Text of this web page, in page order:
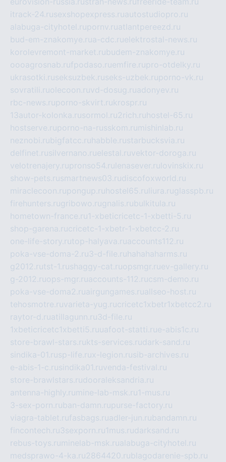
itrack-24.rusexshopexpress.ruautostudiopro.ru
alabuga-cityhotel.rupornv.ruatlantpereezd.ru
bud-em-znakomye.rua-cdc.ruelektrostal-news.ru
korolevremont-market.rubudem-znakomye.ru
oooagrosnab.rufpodaso.ruemfire.rupro-otdelky.ru
ukrasotki.ruseksuzbek.ruseks-uzbek.ruporno-vk.ru
sovratili.ruolecoon.ruvd-dosug.ruadonyev.ru
rbc-news.ruporno-skvirt.rukrospr.ru
13autor-kolonka.rusormol.ru2rich.ru hostel-65.ru
hostserve.ruporno-na-russkom.ru mishinlab.ru
neznobi.rubigfatcc.ru habble.rustarbucksvia.ru
delfinet.rusilvernano.ruelestal.ruvektor-doroga.ru
velotrenajery.rupronso54.ru lenasever.ru lovinskix.ru
show-pets.rusmartnews03.rudiscofoxworld.ru
miraclecoon.rupongup.ru hostel65.ru liura.ruglasspb.ru
firehunters.rugribowo.rugnalis.rubulkitula.ru
hometown-france.ru1-xbeticricetc-1-xbetti-5.ru
shop-garena.rucricetc-1-xbetr-1-xbetcc-2.ru
one-life-story.rutop-halyava.ruaccounts112.ru
poka-vse-doma-2.ru3-d-file.ru hahahaharms.ru
g2012.rutst-1.rushaggy-cat.ruopsmgr.ruev-gallery.ru
g-2012.ruops-mgr.ruaccounts-112.rucsm-demo.ru
poka-vse-doma2.ruairgungames.ruallseo-host.ru
tehosmotre.ruvarieta-yug.rucricetc1xbetr1xbetcc2.ru
raytor-d.ruatillagunn.ru3d-file.ru
1xbeticricetc1xbetti5.ruuafoot-statti.rue-abis1c.ru
store-brawl-stars.rukts-services.rudark-sand.ru
sindika-01.rusp-life.rux-legion.rusib-archives.ru
e-abis-1-c.rusindika01.ruvenda-festival.ru
store-brawlstars.rudooraleksandria.ru
antenna-highly.ru mine-lab-msk.ru1-mus.ru
3-sex-porn.ruban-damn.rupurse-factory.ru
viagra-tablet.rufasbags.ruadler-jun.rubandamn.ru
fincontech.ru3sexporn.ru1mus.rudarksand.ru
rebus-toys.ru minelab-msk.rualabuga-cityhotel.ru
medsprawo-4-ka.ru2864420.rublagodarenie-spb.ru